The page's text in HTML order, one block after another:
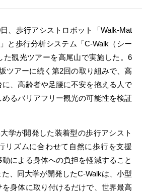
、歩行アシストロボット「Walk-Mat
と歩行分析システム「C-Walk（シー
た観光ツアーを高尾山で実施した。6
ツアーに続く第2回の取り組みで、高
に、高齢者や足腰に不安を抱える人で
めるバリアフリー観光の可能性を検証
学が開発した装着型の歩行アシスト
リズムに合わせて自然に歩行を支援
による身体への負担を軽減すること
、同大学が開発したC-Walkは、小型
身体に取り付けるだけで、世界最高